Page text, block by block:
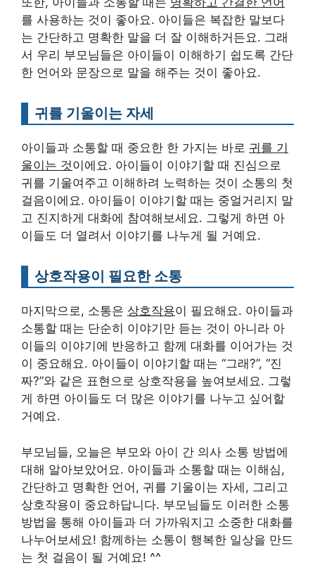
를 사용하는 것이 좋아요. 아이들은 복잡한 말보다
는 간단하고 명확한 말을 더 잘 이해하거든요. 그래
서 우리 부모님들은 아이들이 이해하기 쉽도록 간단
한 언어와 문장으로 말을 해주는 것이 좋아요.
귀를 기울이는 자세
아이들과 소통할 때 중요한 한 가지는 바로 귀를 기
울이는 것이에요. 아이들이 이야기할 때 진심으로
귀를 기울여주고 이해하려 노력하는 것이 소통의 첫
걸음이에요. 아이들이 이야기할 때는 중얼거리지 말
고 진지하게 대화에 참여해보세요. 그렇게 하면 아
이들도 더 열려서 이야기를 나누게 될 거예요.
상호작용이 필요한 소통
마지막으로, 소통은 상호작용이 필요해요. 아이들과
소통할 때는 단순히 이야기만 듣는 것이 아니라 아
이들의 이야기에 반응하고 함께 대화를 이어가는 것
이 중요해요. 아이들이 이야기할 때는 “그래?”, “진
짜?”와 같은 표현으로 상호작용을 높여보세요. 그렇
게 하면 아이들도 더 많은 이야기를 나누고 싶어할
거예요.
부모님들, 오늘은 부모와 아이 간 의사 소통 방법에
대해 알아보았어요. 아이들과 소통할 때는 이해심,
간단하고 명확한 언어, 귀를 기울이는 자세, 그리고
상호작용이 중요하답니다. 부모님들도 이러한 소통
방법을 통해 아이들과 더 가까워지고 소중한 대화를
나누어보세요! 함께하는 소통이 행복한 일상을 만드
는 첫 걸음이 될 거예요! ^^